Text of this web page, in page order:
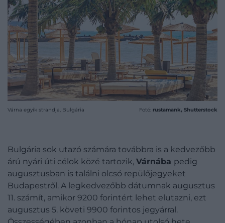
Várna egyik strandja, Bulgária Fotó: rustamank, Shutterstock
Bulgária sok utazó számára továbbra is a kedvezőbb
árú nyári úti célok közé tartozik, Várnába pedig
augusztusban is találni olcsó repülőjegyeket
Budapestről. A legkedvezőbb dátumnak augusztus
11. számít, amikor 9200 forintért lehet elutazni, ezt
augusztus 5. követi 9900 forintos jegyárral.